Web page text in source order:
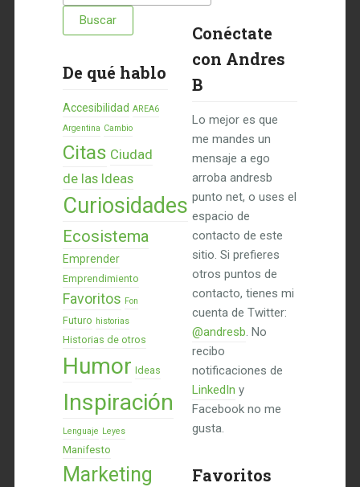
De qué hablo
Accesibilidad AREA6
Argentina Cambio
Citas Ciudad
de las Ideas
Curiosidades
Ecosistema
Emprender
Emprendimiento
Favoritos Fon
Futuro historias
Historias de otros
Humor Ideas
Inspiración
Lenguaje Leyes
Manifesto
Marketing
Conéctate
con Andres
B
Lo mejor es que
me mandes un
mensaje a ego
arroba andresb
punto net, o uses el
espacio de
contacto de este
sitio. Si prefieres
otros puntos de
contacto, tienes mi
cuenta de Twitter:
@andresb. No
recibo
notificaciones de
LinkedIn y
Facebook no me
gusta.
Favoritos